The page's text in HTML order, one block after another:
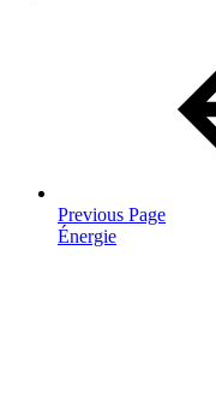
Previous Page
Énergie